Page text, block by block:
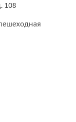
108